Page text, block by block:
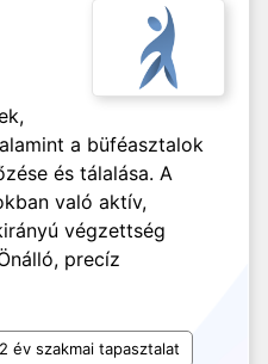
a büféasztalok
és tálalása. A
való aktív,
végzettség
precíz
év szakmai tapasztalat